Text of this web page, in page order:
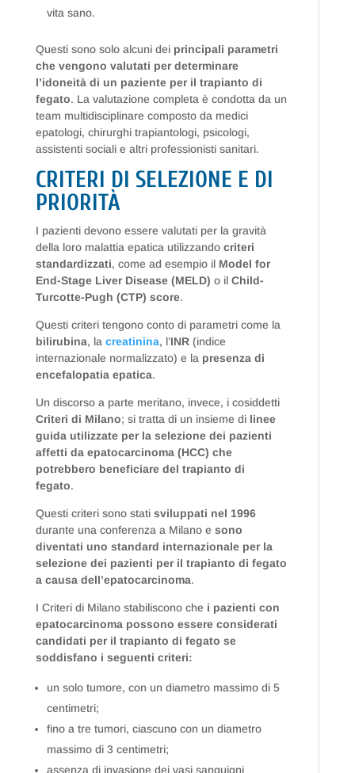
vita sano.
Questi sono solo alcuni dei principali parametri
che vengono valutati per determinare
l’idoneità di un paziente per il trapianto di
fegato. La valutazione completa è condotta da un
team multidisciplinare composto da medici
epatologi, chirurghi trapiantologi, psicologi,
assistenti sociali e altri professionisti sanitari.
CRITERI DI SELEZIONE E DI
PRIORITÀ
I pazienti devono essere valutati per la gravità
della loro malattia epatica utilizzando criteri
standardizzati, come ad esempio il Model for
End-Stage Liver Disease (MELD) o il Child-
Turcotte-Pugh (CTP) score.
Questi criteri tengono conto di parametri come la
bilirubina, la creatinina, l’INR(indice
internazionale normalizzato) e la presenza di
encefalopatia epatica.
Un discorso a parte meritano, invece, i cosiddetti
Criteri di Milano; si tratta di un insieme di linee
guida utilizzate per la selezione dei pazienti
affetti da epatocarcinoma (HCC) che
potrebbero beneficiare del trapianto di
fegato.
Questi criteri sono stati sviluppati nel 1996
durante una conferenza a Milano e sono
diventati uno standard internazionale per la
selezione dei pazienti per il trapianto di fegato
a causa dell’epatocarcinoma.
I Criteri di Milano stabiliscono che i pazienti con
epatocarcinoma possono essere considerati
candidati per il trapianto di fegato se
soddisfano i seguenti criteri:
un solo tumore, con un diametro massimo di 5
centimetri;
fino a tre tumori, ciascuno con un diametro
massimo di 3 centimetri;
assenza di invasione dei vasi sanguigni